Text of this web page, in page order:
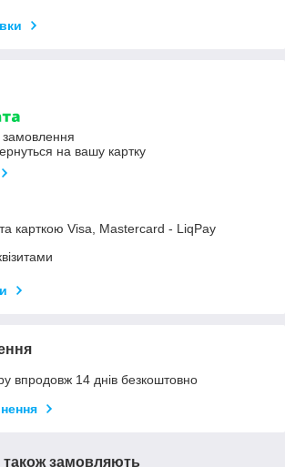
на вашу картку
карткою Visa, Mastercard - LiqPay
впродовж 14 днів безкоштовно
замовляють